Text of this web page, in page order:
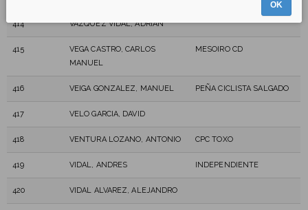
414 VAZQUEZ VIDAL, ADRIAN
415
VEGA CASTRO, CARLOS
MANUEL
MESOIRO CD
416 VEIGA GONZALEZ, MANUEL PEÑA CICLISTA SALGADO
417 VELO GARCIA, DAVID
418 VENTURA LOZANO, ANTONIO CPC TOXO
419 VIDAL, ANDRES INDEPENDIENTE
420 VIDAL ALVAREZ, ALEJANDRO
OK